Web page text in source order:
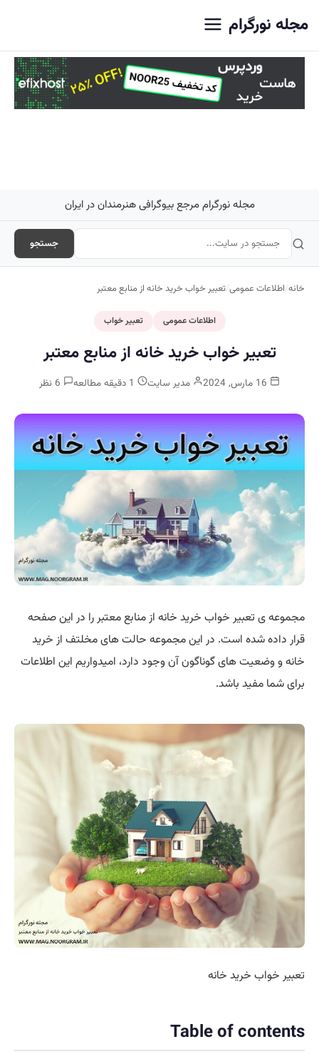
مجله نورگرام
مجله نورگرام مرجع بیوگرافی هنرمندان در ایران
جستجو
خانه/اطلاعات عمومی/تعبیر خواب خرید خانه از منابع معتبر
اطلاعات عمومی تعبیر خواب
تعبیر خواب خرید خانه از منابع معتبر
مدیر سایت
مجموعه ی تعبیر خواب خرید خانه از منابع معتبر را در این صفحه
قرار داده شده است. در این مجموعه حالت های مخلتف از خرید
خانه و وضعیت های گوناگون آن وجود دارد، امیدواریم این اطلاعات
برای شما مفید باشد.
تعبیر خواب خرید خانه
Table of contents